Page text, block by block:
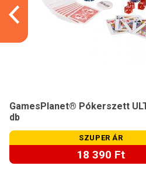
GamesPlanet® Pókerszett
db
SZUPER ÁR
18 390 Ft